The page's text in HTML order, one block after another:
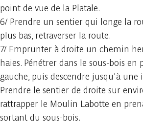
point de vue de la Platale.
6/ Prendre un sentier qui longe la
plus bas, retraverser la route.
7/ Emprunter à droite un chemin
haies. Pénétrer dans le sous-bois en
gauche, puis descendre jusqu'à une
Prendre le sentier de droite sur
rattrapper le Moulin Labotte en
sortant du sous-bois.